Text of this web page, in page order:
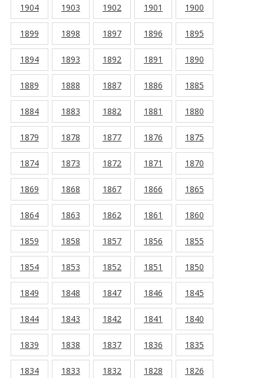
1904 1903 1902 1901 1900
1899 1898 1897 1896 1895
1894 1893 1892 1891 1890
1889 1888 1887 1886 1885
1884 1883 1882 1881 1880
1879 1878 1877 1876 1875
1874 1873 1872 1871 1870
1869 1868 1867 1866 1865
1864 1863 1862 1861 1860
1859 1858 1857 1856 1855
1854 1853 1852 1851 1850
1849 1848 1847 1846 1845
1844 1843 1842 1841 1840
1839 1838 1837 1836 1835
1834 1833 1832 1828 1826